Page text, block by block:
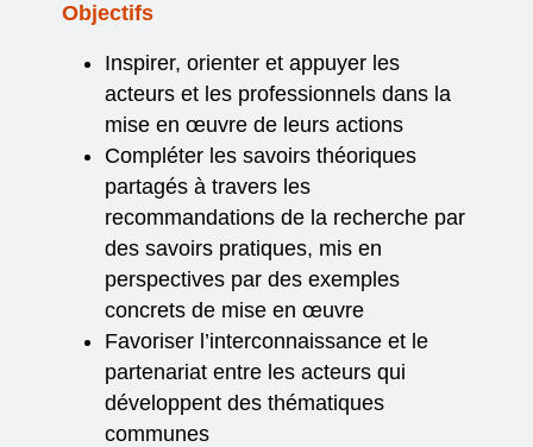
Objectifs
Inspirer, orienter et appuyer les
acteurs et les professionnels dans la
mise en œuvre de leurs actions
Compléter les savoirs théoriques
partagés à travers les
recommandations de la recherche par
des savoirs pratiques, mis en
perspectives par des exemples
concrets de mise en œuvre
Favoriser l’interconnaissance et le
partenariat entre les acteurs qui
développent des thématiques
communes